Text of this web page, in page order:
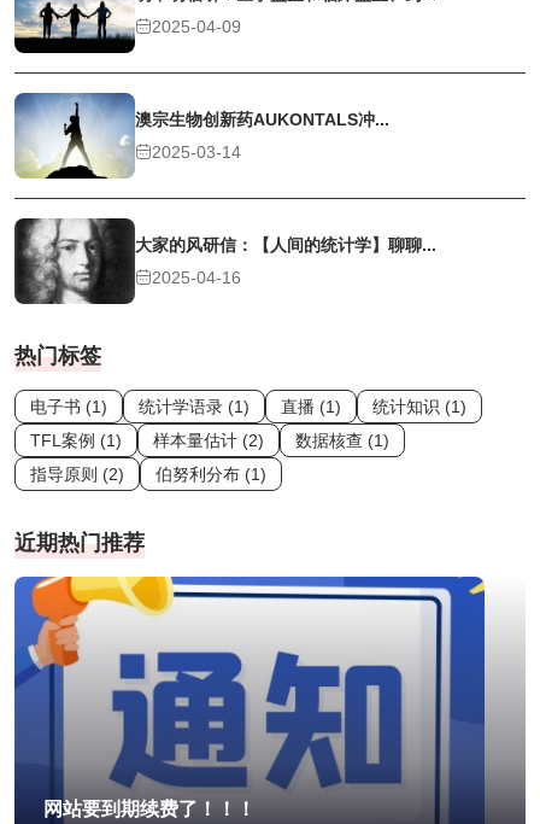
2025-04-09
澳宗生物创新药AUKONTALS冲...
2025-03-14
大家的风研信：【人间的统计学】聊聊...
2025-04-16
热门标签
电子书 (1) 统计学语录 (1) 直播 (1)
统计知识 (1)
TFL案例 (1)
样本量估计 (2)
数据核查 (1)
指导原则 (2)
伯努利分布 (1)
近期热门推荐
网站要到期续费了！！！